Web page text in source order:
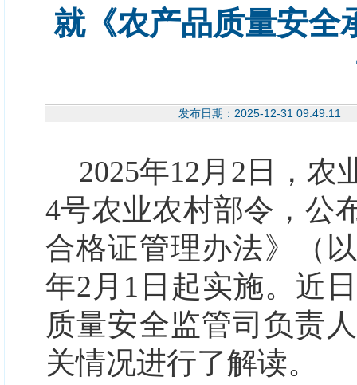
就《农产品质量安全
发布日期：2025-12-31
2025年12月2日，农
4号农业农村部令，公
合格证管理办法》（
年2月1日起实施。近
质量安全监管司负责
关情况进行了解读。